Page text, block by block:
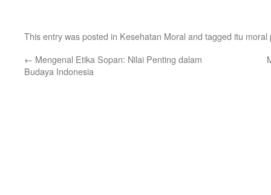
This entry was posted in Kesehatan Moral and tagged itu moral
← Mengenal Etika Sopan: Nilai Penting dalam
Budaya Indonesia